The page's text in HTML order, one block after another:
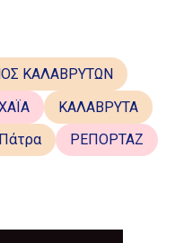
ΚΑΛΑΒΡΥΤΩΝ
ΚΑΛΑΒΡΥΤΑ
Πάτρα
ΡΕΠΟΡΤΑΖ